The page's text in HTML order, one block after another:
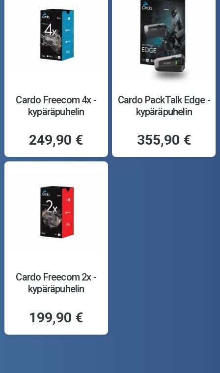
Cardo Freecom 4x -
kypäräpuhelin
249,90 €
Cardo PackTalk Edge -
kypäräpuhelin
355,90 €
Cardo Freecom 2x -
kypäräpuhelin
199,90 €